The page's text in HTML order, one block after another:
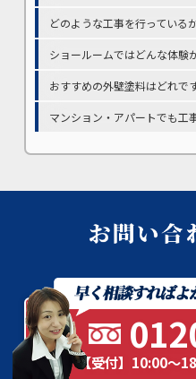
どのような工事を行っている
ショールームではどんな体験
おすすめの外壁塗料はどれで
マンション・アパートでも工
【受付】10:00～